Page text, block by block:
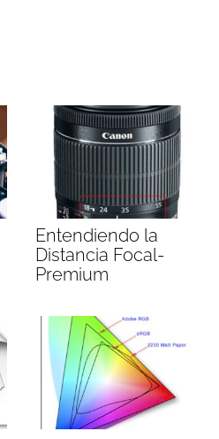
Entendiendo la
Distancia Focal-
Premium